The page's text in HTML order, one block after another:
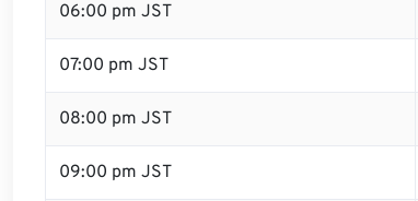
06:00 pm JST
07:00 pm JST
08:00 pm JST
09:00 pm JST